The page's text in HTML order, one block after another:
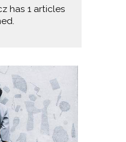
has 1 articles